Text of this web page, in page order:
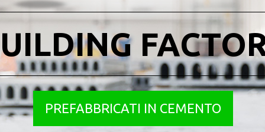
PREFABBRICATI IN CEMENTO